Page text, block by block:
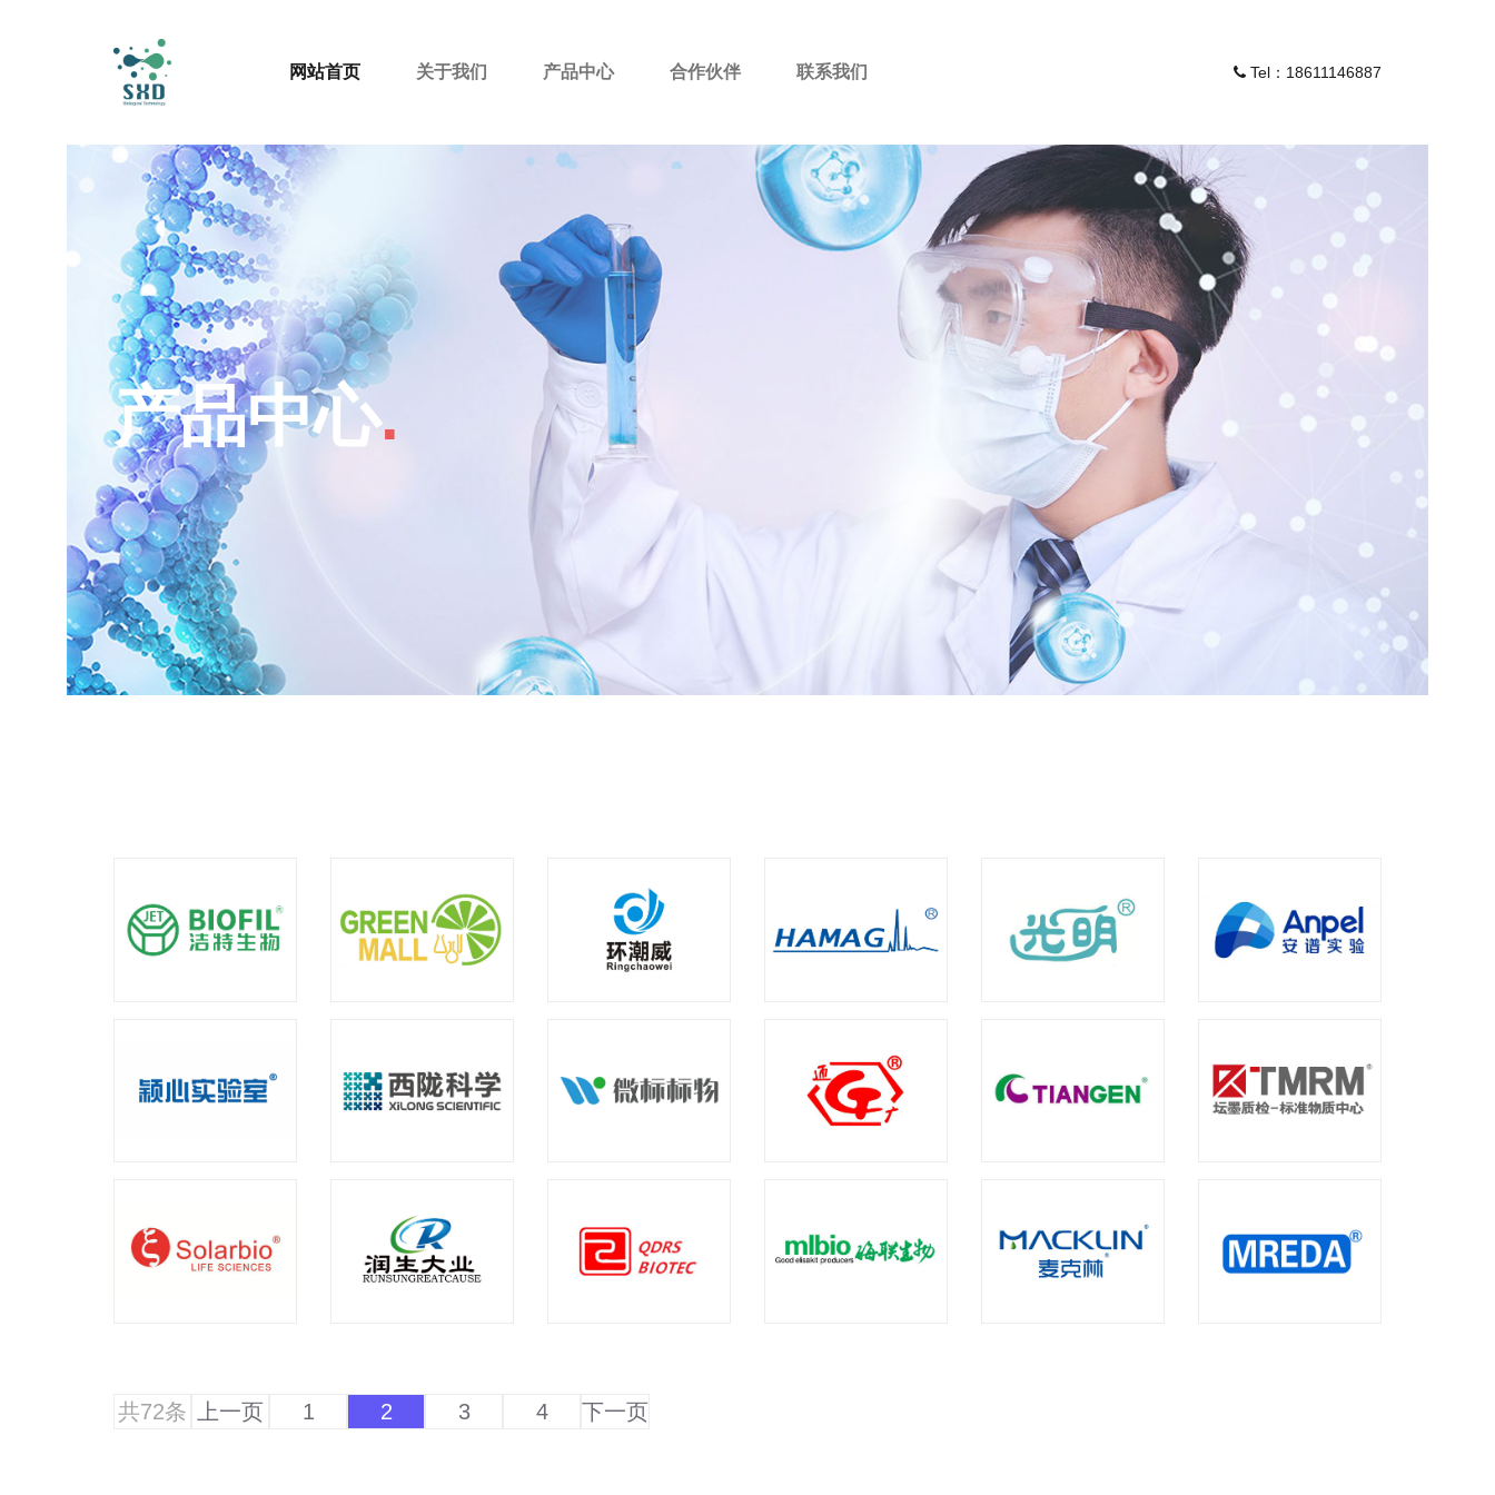
网站首页 关于我们 产品中心 合作伙伴 联系我们 Tel：18611146887
产品中心.
共72条 上一页 1 2 3 4 下一页